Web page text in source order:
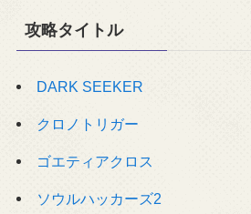
攻略タイトル
DARK SEEKER
クロノトリガー
ゴエティアクロス
ソウルハッカーズ2